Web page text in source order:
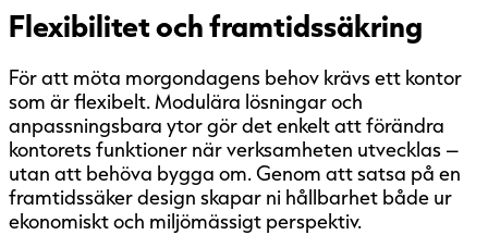
Flexibilitet och framtidssäkring
För att möta morgondagens behov krävs ett kontor
som är flexibelt. Modulära lösningar och
anpassningsbara ytor gör det enkelt att förändra
kontorets funktioner när verksamheten utvecklas –
utan att behöva bygga om. Genom att satsa på en
framtidssäker design skapar ni hållbarhet både ur
ekonomiskt och miljömässigt perspektiv.